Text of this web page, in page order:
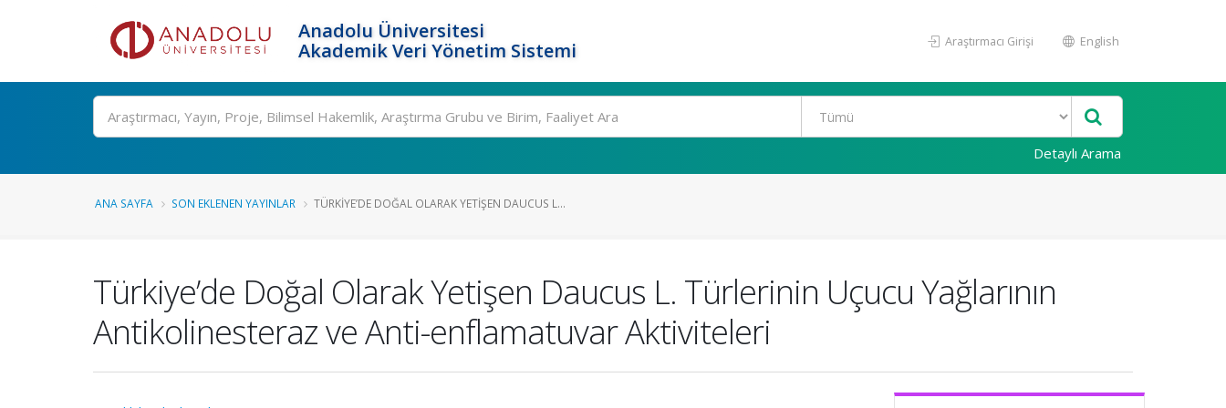
Anadolu Üniversitesi
Akademik Veri Yönetim Sistemi
Araştırmacı Girişi English
Ara
Detaylı Arama
ANA SAYFA SON EKLENEN YAYINLAR TÜRKIYE’DE DOĞAL OLARAK YETIŞEN DAUCUS L...
Türkiye’de Doğal Olarak Yetişen Daucus L. Türlerinin Uçucu Yağlarının
Antikolinesteraz ve Anti-enflamatuvar Aktiviteleri